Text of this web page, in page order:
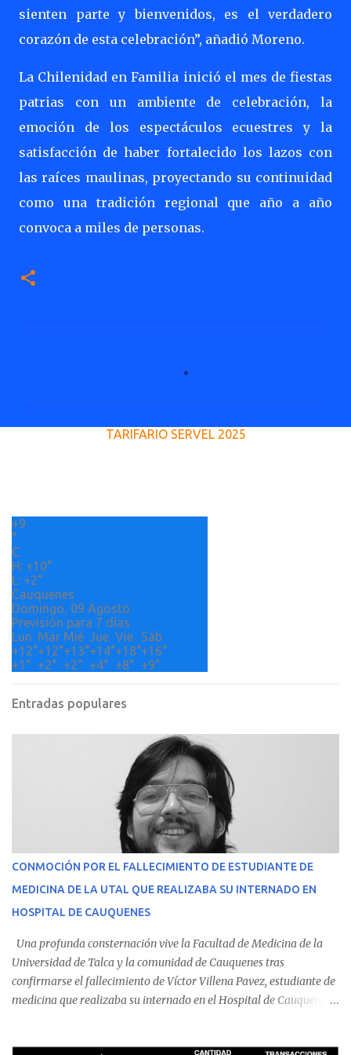
sienten parte y bienvenidos, es el verdadero
corazón de esta celebración”, añadió Moreno.
La Chilenidad en Familia inició el mes de fiestas
patrias con un ambiente de celebración, la
emoción de los espectáculos ecuestres y la
satisfacción de haber fortalecido los lazos con
las raíces maulinas, proyectando su continuidad
como una tradición regional que año a año
convoca a miles de personas.
s
TARIFARIO SERVEL 2025
+9
°
C
H: +10°
L: +2°
Cauquenes
Domingo, 09 Agosto
Previsión para 7 días
Lun Mar Mié Jue Vie
Sáb
+12°+12°+13°+14°+18°+16°
+1° +2° +2° +4° +8° +9°
Entradas populares
CONMOCIÓN POR EL FALLECIMIENTO DE ESTUDIANTE DE
MEDICINA DE LA UTAL QUE REALIZABA SU INTERNADO EN
HOSPITAL DE CAUQUENES
Una profunda consternación vive la Facultad de Medicina de la
Universidad de Talca y la comunidad de Cauquenes tras
confirmarse el fallecimiento de Víctor Villena Pavez, estudiante de
medicina que realizaba su internado en el Hospital de Cauquenes.